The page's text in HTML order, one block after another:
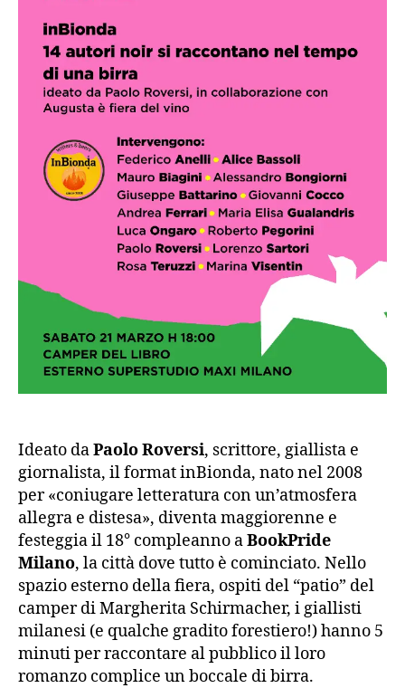
Ideato daPaolo Roversi, scrittore, giallista e
giornalista, il format inBionda, nato nel 2008
per «coniugare letteratura con un’atmosfera
allegra e distesa», diventa maggiorenne e
festeggia il 18° compleanno aBookPride
Milano, la città dove tutto è cominciato. Nello
spazio esterno della fiera, ospiti del “patio” del
camper di Margherita Schirmacher, i giallisti
milanesi (e qualche gradito forestiero!) hanno 5
minuti per raccontare al pubblico il loro
romanzo complice un boccale di birra.